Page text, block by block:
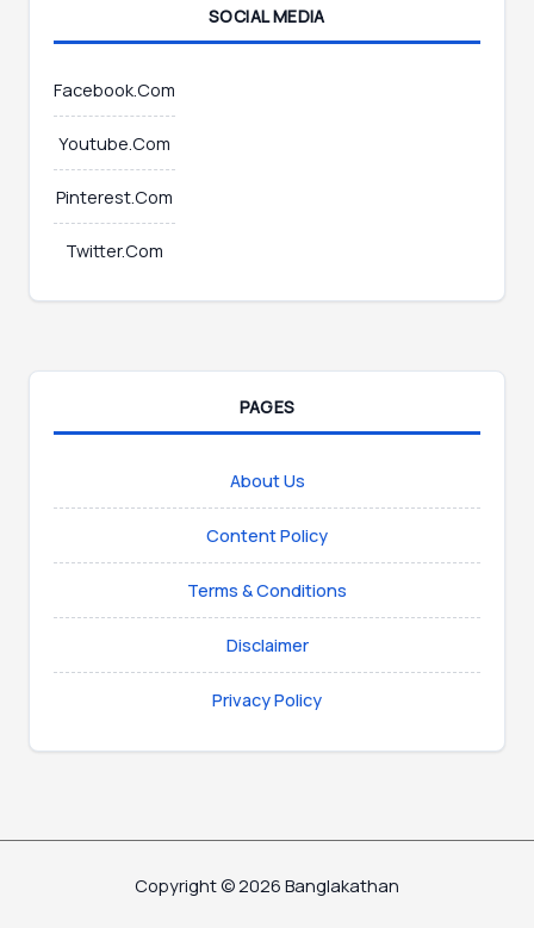
SOCIAL MEDIA
Facebook.Com
Youtube.Com
Pinterest.Com
Twitter.Com
PAGES
About Us
Content Policy
Terms & Conditions
Disclaimer
Privacy Policy
Copyright © 2026 Banglakathan